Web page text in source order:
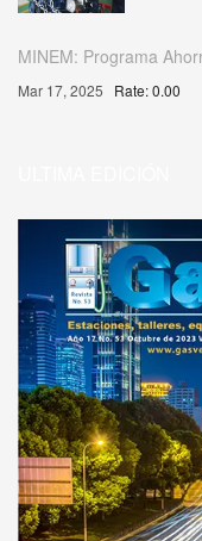
MINEM: Programa
Mar 17, 2025 Rate: 0.00